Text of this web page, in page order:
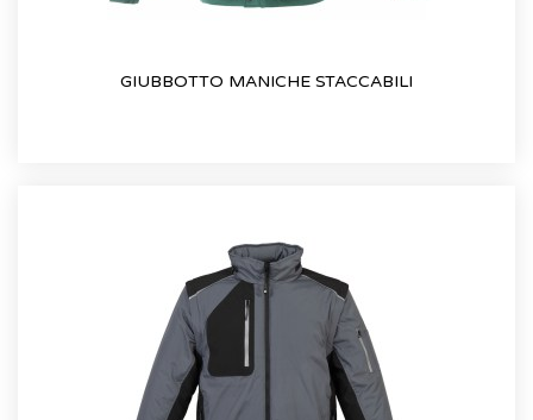
GIUBBOTTO MANICHE STACCABILI